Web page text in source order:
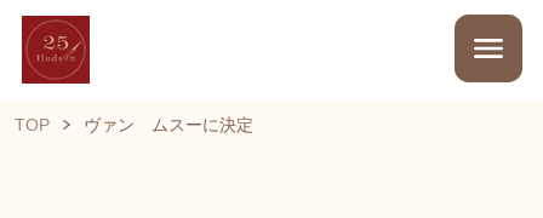
TOP ヴァン ムスーに決定